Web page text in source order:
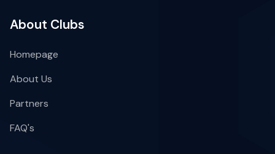
About Clubs
Homepage
About Us
Partners
FAQ's